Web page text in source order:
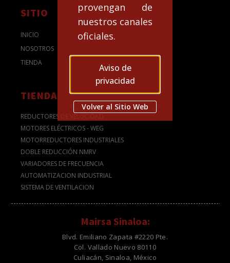
provengan de
nuestros canales
oficiales.
Aviso de
privacidad
Volver al Sitio Web
SITIO
INICIO
NOSOTROS
TIENDA
TIENDA
REDUCTORES DE VELOCIDAD
MOTORES ELÉCTRICOS - WEG
MOTORREDUCTORES INDUSTRIALES
DOBLE REDUCCIÓN NMRV
VARIADORES DE FRECUENCIA
AUTOMATIZACION INDUSTRIAL
SISTEMA DE VENTILACION
Mairsa Sinaloa:
Blvd. Emiliano Zapata #2220 Pte.
Col. Vallado Nuevo 80110
Culiacán, Sinaloa, México